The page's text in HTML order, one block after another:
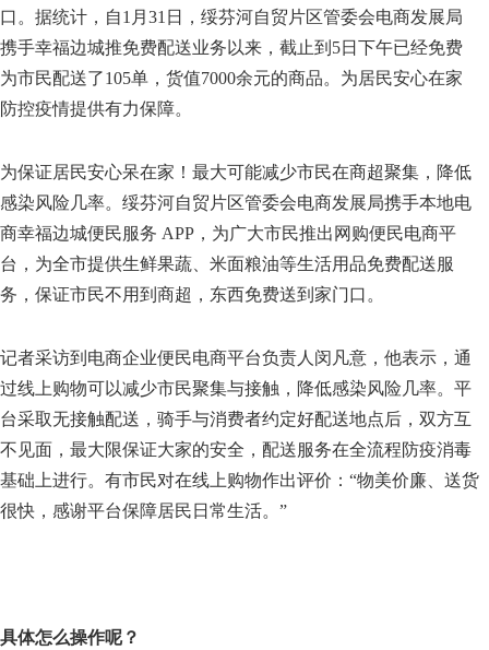
口。据统计，自1月31日，绥芬河自贸片区管委会电商发展局
携手幸福边城推免费配送业务以来，截止到5日下午已经免费
为市民配送了105单，货值7000余元的商品。为居民安心在家
防控疫情提供有力保障。
为保证居民安心呆在家！最大可能减少市民在商超聚集，降低
感染风险几率。绥芬河自贸片区管委会电商发展局携手本地电
商幸福边城便民服务 APP，为广大市民推出网购便民电商平
台，为全市提供生鲜果蔬、米面粮油等生活用品免费配送服
务，保证市民不用到商超，东西免费送到家门口。
记者采访到电商企业便民电商平台负责人闵凡意，他表示，通
过线上购物可以减少市民聚集与接触，降低感染风险几率。平
台采取无接触配送，骑手与消费者约定好配送地点后，双方互
不见面，最大限保证大家的安全，配送服务在全流程防疫消毒
基础上进行。有市民对在线上购物作出评价：“物美价廉、送货
很快，感谢平台保障居民日常生活。”
具体怎么操作呢？